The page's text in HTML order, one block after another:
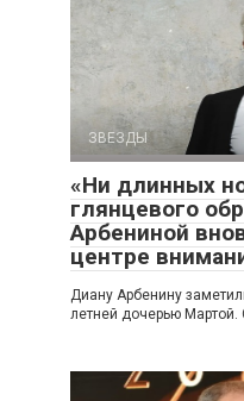
ЗВЕЗДЫ
«Ни длинных
глянцевого
Арбениной
центре
Диану Арбенину
летней дочерью